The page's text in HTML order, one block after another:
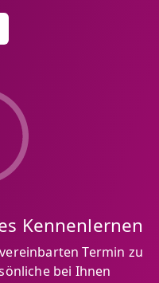
Kennenlernen
Termin zu
bei Ihnen